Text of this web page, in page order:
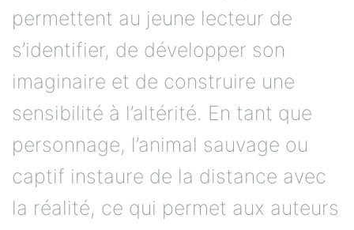
permettent au jeune lecteur de
s’identifier, de développer son
imaginaire et de construire une
sensibilité à l’altérité. En tant que
personnage, l’animal sauvage ou
captif instaure de la distance avec
la réalité, ce qui permet aux auteurs